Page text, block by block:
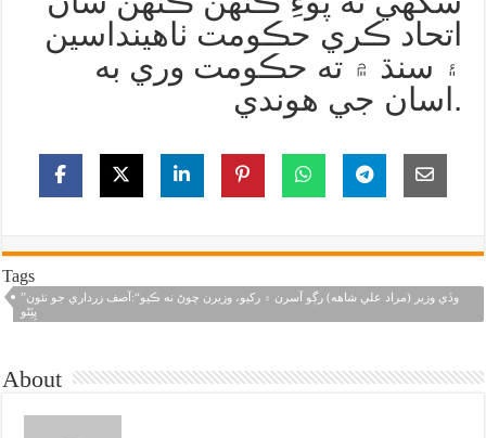
اتحاد ڪري حڪومت ٺاهينداسين
۽ سنڌ ۾ ته حڪومت وري به
اسان جي هوندي.
Tags
”وڏي وزير (مراد علي شاهه) رڳو آسرن ۾ رکيو، وزيرن چوڻ نه ڪيو“:آصف زرداري جو نئون
پِٽِڻو
About